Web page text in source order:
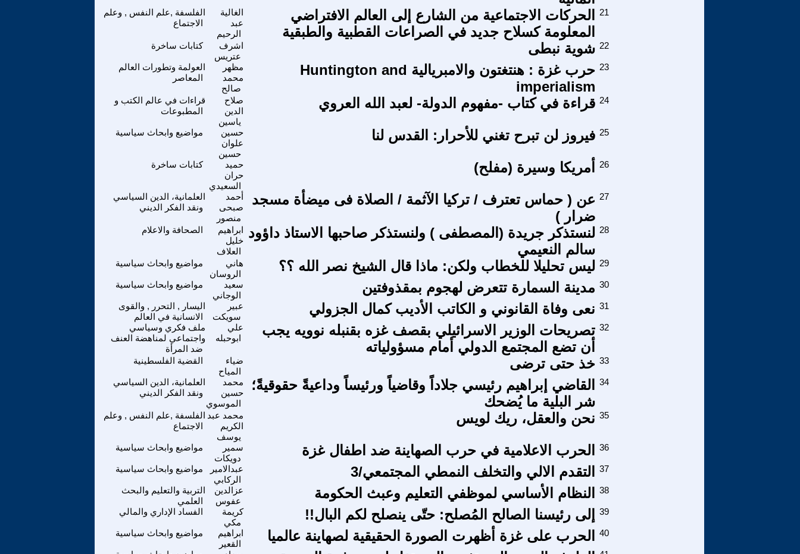
الفلسفة ,علم النفس , وعلم
الاجتماع
الغالية
عبد
الرحيم
الحركات الاجتماعية من الشارع إلى العالم الافتراضي
المعلومة كسلاح جديد في الصراعات القطبية والطبقية
21
كتابات ساخرة
اشرف
عتريس
شوية نبطى 22
العولمة وتطورات العالم
المعاصر
مظهر
محمد
صالح
حرب غزة : هنتغتون والامبريالية Huntington and
imperialism
23
قراءات في عالم الكتب و
المطبوعات
صلاح
الدين
ياسين
قراءة في كتاب -مفهوم الدولة- لعبد الله العروي 24
مواضيع وابحاث سياسية
حسين
علوان
حسين
فيروز لن تبرح تغني للأحرار: القدس لنا 25
كتابات ساخرة
حميد
حران
السعيدي
أمريكا وسيرة (مفلح) 26
العلمانية، الدين السياسي
ونقد الفكر الديني
أحمد
صبحى
منصور
عن ( حماس تعترف / تركيا الآثمة / الصلاة فى ميضأة مسجد
ضرار )
27
الصحافة والاعلام
ابراهيم
خليل
العلاف
لنستذكر جريدة (المصطفى ) ولنستذكر صاحبها الاستاذ داؤود
سالم النعيمي
28
مواضيع وابحاث سياسية
هاني
الروسان
ليس تحليلا للخطاب ولكن: ماذا قال الشيخ نصر الله ؟؟ 29
مواضيع وابحاث سياسية
سعيد
الوجاني
مدينة السمارة تتعرض لهجوم بمقذوفتين 30
اليسار , التحرر , والقوى
الانسانية في العالم
عبير
سويكت
نعى وفاة القانوني و الكاتب الأديب كمال الجزولي 31
ملف فكري وسياسي
واجتماعي لمناهضة العنف
ضد المرأة
علي
ابوحبله
تصريحات الوزير الاسرائيلي بقصف غزه بقنبله نوويه يجب
أن تضع المجتمع الدولي أمام مسؤولياته
32
القضية الفلسطينية
ضياء
المياح
خذ حتى ترضى 33
العلمانية، الدين السياسي
ونقد الفكر الديني
محمد
حسين
الموسوي
القاضي إبراهيم رئيسي جلاداً وقاضياً ورئيساً وداعيةً حقوقيةً؛
شر البلية ما يُضحك
34
الفلسفة ,علم النفس , وعلم
الاجتماع
محمد عبد
الكريم
يوسف
نحن والعقل، ريك لويس 35
مواضيع وابحاث سياسية
سمير
دويكات
الحرب الاعلامية في حرب الصهاينة ضد اطفال غزة 36
مواضيع وابحاث سياسية
عبدالامير
الركابي
التقدم الالي والتخلف النمطي المجتمعي/3 37
التربية والتعليم والبحث
العلمي
عزالدين
عفوس
النظام الأساسي لموظفي التعليم وعبث الحكومة 38
الفساد الإداري والمالي
كريمة
مكي
إلى رئيسنا الصالح المُصلح: حتّى ينصلح لكم البال!! 39
مواضيع وابحاث سياسية
ابراهيم
القعير
الحرب على غزة أظهرت الصورة الحقيقية لصهاينة عالميا 40